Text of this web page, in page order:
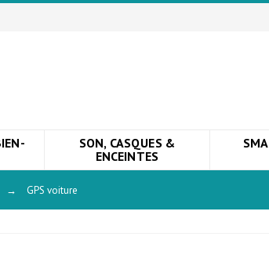
SON, CASQUES &
ENCEINTES
→ GPS voiture